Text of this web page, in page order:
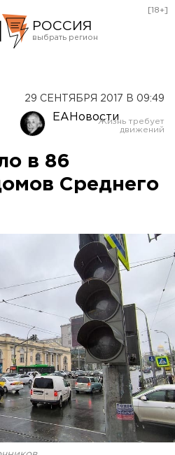
РОССИЯ
Оренбург
[18+]
29 СЕНТЯБРЯ 2017 В 09:49
ЕАНовости
в 86
Среднего